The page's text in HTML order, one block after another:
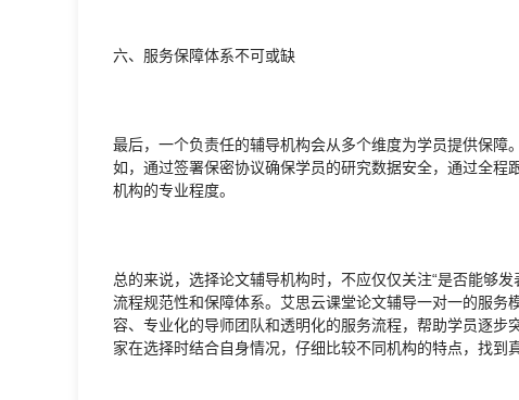
六、服务保障体系不可或缺
最后，一个负责任的辅导机构会从多个维度为学员提供保障
如，通过签署保密协议确保学员的研究数据安全，通过全
机构的专业程度。
总的来说，选择论文辅导机构时，不应仅仅关注“是否能够
流程规范性和保障体系。艾思云课堂论文辅导一对一的服
容、专业化的导师团队和透明化的服务流程，帮助学员逐
家在选择时结合自身情况，仔细比较不同机构的特点，找到